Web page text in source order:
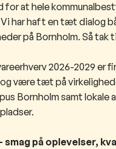
for at hele
har haft en tæt dialog
på Bornholm. Så tak
2026-2029 er
være tæt på
Bornholm samt
smag på oplevelser,